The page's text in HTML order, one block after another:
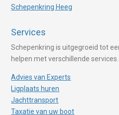
Schepenkring Heeg
Services
Schepenkring is uitgegroeid tot
helpen met verschillende
Advies van Experts
Ligplaats huren
Jachttransport
Taxatie van uw boot